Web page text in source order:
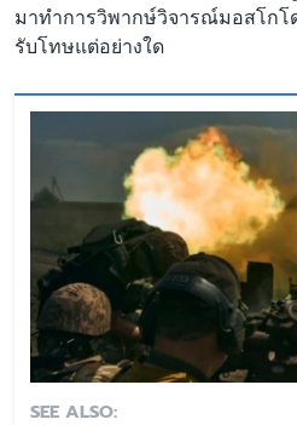
มาทำการวิพากษ์วิจารณ์มอสโกโ
รับโทษแต่อย่างใด
SEE ALSO: